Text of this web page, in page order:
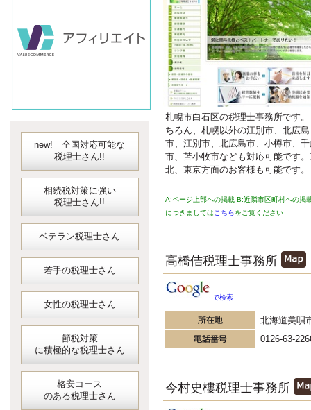
new! 全国対応可能な
税理士さん!!
相続税対策に強い
税理士さん!!
ベテラン税理士さん
若手の税理士さん
女性の税理士さん
節税対策
に積極的な税理士さん
格安コース
のある税理士さん
対応可能な
会計ソフト
弥生会計
JDLIBEX出納
札幌市白石区の税理士事務所です
ちろん、札幌以外の江別市、北広島
市、江別市、北広島市、小樽市、
市、苫小牧市なども対応可能です
北、東京方面のお客様も可能です。
A:ページ上部への掲載 B:近隣市区町村への掲
につきましては こちらをご覧ください
高橋佶税理士事務所
で検索
北海道美唄
0126-63-
今村史樓税理士事務所